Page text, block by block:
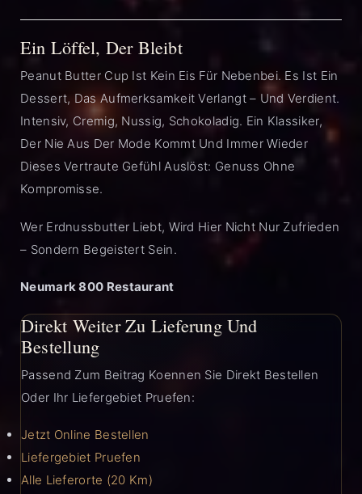
Ein Löffel, Der Bleibt
Peanut Butter Cup Ist Kein Eis Für Nebenbei. Es Ist Ein
Dessert, Das Aufmerksamkeit Verlangt – Und Verdient.
Intensiv, Cremig, Nussig, Schokoladig. Ein Klassiker,
Der Nie Aus Der Mode Kommt Und Immer Wieder
Dieses Vertraute Gefühl Auslöst: Genuss Ohne
Kompromisse.
Wer Erdnussbutter Liebt, Wird Hier Nicht Nur Zufrieden
– Sondern Begeistert Sein.
Neumark 800 Restaurant
Direkt Weiter Zu Lieferung Und
Bestellung
Passend Zum Beitrag Koennen Sie Direkt Bestellen
Oder Ihr Liefergebiet Pruefen:
Jetzt Online Bestellen
Liefergebiet Pruefen
Alle Lieferorte (20 Km)